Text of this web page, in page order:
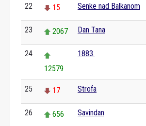
22 15 Senke nad Balkanom
23 2067 Dan Tana
24
12579
1883.
25 17 Strofa
26 656 Savindan